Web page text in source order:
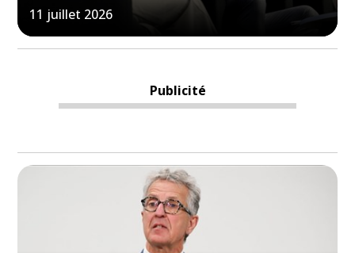
11 juillet 2026
Publicité